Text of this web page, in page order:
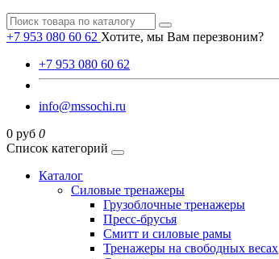
+7 953 080 60 62 Хотите, мы Вам перезвоним?
+7 953 080 60 62
info@mssochi.ru
0 руб 0
Список категорий
Каталог
Силовые тренажеры
Грузоблочные тренажеры
Пресс-брусья
Смитт и силовые рамы
Тренажеры на свободных весах